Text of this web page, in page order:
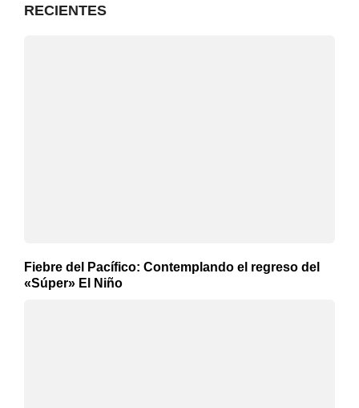
RECIENTES
Fiebre del Pacífico: Contemplando el regreso del
«Súper» El Niño